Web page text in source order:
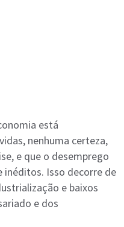
está
nenhuma certeza,
e que o desemprego
inéditos. Isso decorre de
e baixos
e dos